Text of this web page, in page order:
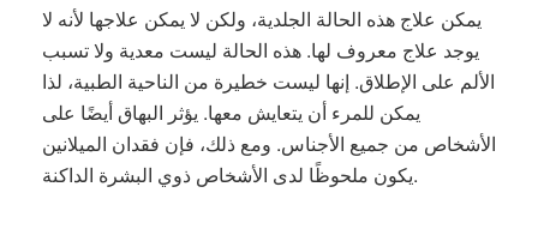
يمكن علاج هذه الحالة الجلدية، ولكن لا يمكن علاجها لأنه لا
يوجد علاج معروف لها. هذه الحالة ليست معدية ولا تسبب
الألم على الإطلاق. إنها ليست خطيرة من الناحية الطبية، لذا
يمكن للمرء أن يتعايش معها. يؤثر البهاق أيضًا على
الأشخاص من جميع الأجناس. ومع ذلك، فإن فقدان الميلانين
يكون ملحوظًا لدى الأشخاص ذوي البشرة الداكنة.